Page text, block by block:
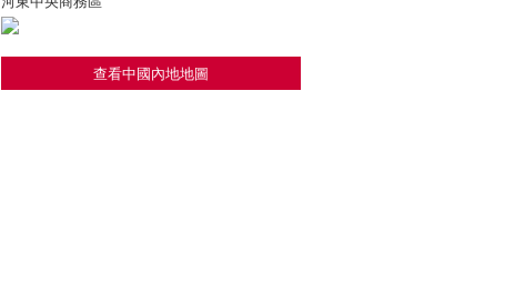
查看中國內地地圖